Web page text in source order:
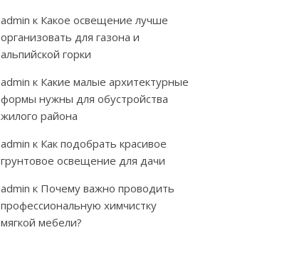
admin к Какое освещение лучше
организовать для газона и
альпийской горки
admin к Какие малые архитектурные
формы нужны для обустройства
жилого района
admin к Как подобрать красивое
грунтовое освещение для дачи
admin к Почему важно проводить
профессиональную химчистку
мягкой мебели?